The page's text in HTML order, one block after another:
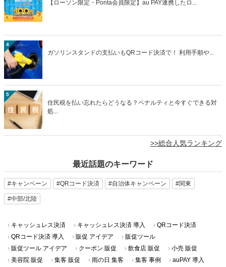
【ローソン限定・Ponta会員限定】au PAY連携したロ...
4
ガソリンスタンドの支払いもQRコード決済で！ 利用手順や...
5
住民税を払い忘れたらどうなる？ペナルティと今すぐできる対
処...
>>総合人気ランキング
最近話題のキーワード
#キャンペーン #QRコード決済 #自治体キャンペーン #関東
#中部/北陸
キャッシュレス決済 キャッシュレス決済 導入
QRコード決済
QRコード決済 導入
販促 アイデア
販促ツール
販促ツール アイデア
クーポン 販促 飲食店 販促
小売 販促
美容院 販促
集客 販促 雨の日 集客 集客 事例
auPAY 導入